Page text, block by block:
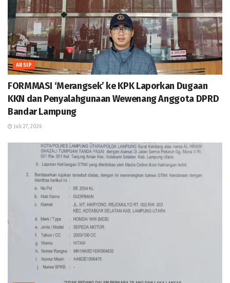
ARSIP
FORMMASI ‘Merangsek’ ke KPK Laporkan Dugaan
KKN dan Penyalahgunaan Wewenang Anggota DPRD
Bandar Lampung
Juli 27, 2026